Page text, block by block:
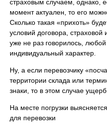
страховым случаем, однако,
момент актуален, то его
Сколько такая «прихоть»
условий договора, страховой
уже не раз говорилось,
индивидуальный характер.
Ну, а если перевозчику
территории склада или
знаки, то в этом случае
На месте погрузки
для перевозки